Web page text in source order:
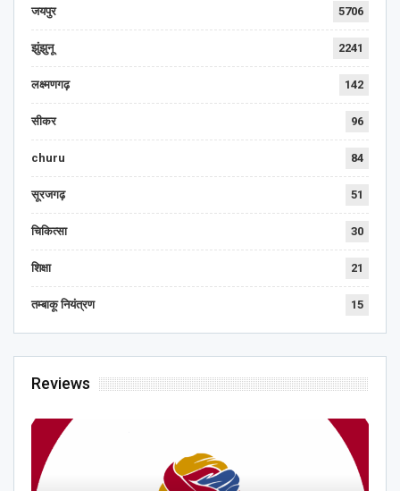
जयपुर 5706
झुंझुनू 2241
लक्ष्मणगढ़ 142
सीकर 96
churu 84
सूरजगढ़ 51
चिकित्सा 30
शिक्षा 21
तम्बाकू नियंत्रण 15
Reviews